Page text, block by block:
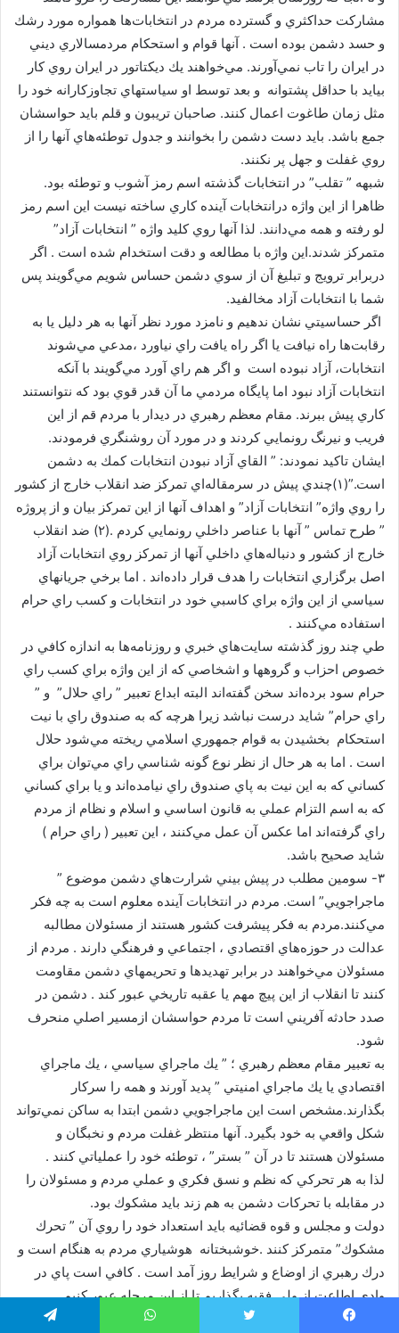
مشاركت حداكثري و گسترده مردم در انتخابات‌ها همواره مورد رشك
و حسد دشمن بوده است . آنها قوام و استحكام مردمسالاري ديني
در ايران را تاب نمي‌آورند. مي‌خواهند يك ديكتاتور در ايران روي كار
بيايد با حداقل پشتوانه و بعد توسط او سياستهاي تجاوزكارانه خود را
مثل زمان طاغوت اعمال كنند. صاحبان تريبون و قلم بايد حواسشان
جمع باشد. بايد دست دشمن را بخوانند و جدول توطئه‌هاي آنها را از
روي غفلت و جهل پر نكنند.
شبهه ” تقلب” در انتخابات گذشته اسم رمز آشوب و توطئه بود.
ظاهرا از اين واژه درانتخابات آينده كاري ساخته نيست اين اسم رمز
لو رفته و همه ‌مي‌دانند. لذا آنها روي كليد واژه ” انتخابات آزاد”
متمركز شدند.اين واژه با مطالعه و دقت استخدام شده است . اگر
دربرابر ترويج و تبليغ آن از سوي دشمن حساس شويم مي‌گويند پس
شما با انتخابات آزاد مخالفيد.
اگر حساسيتي نشان ندهيم و نامزد مورد نظر آنها به هر دليل يا به
رقابت‌ها راه نيافت يا اگر راه يافت راي نياورد ،مدعي مي‌شوند
انتخابات، آزاد نبوده است و اگر هم راي آورد مي‌گويند با آنكه
انتخابات آزاد نبود اما پايگاه مردمي ما آن قدر قوي بود كه نتوانستند
كاري پيش ببرند. مقام معظم رهبري در ديدار با مردم قم از اين
فريب و نيرنگ رونمايي كردند و در مورد آن روشنگري فرمودند.
ايشان تاكيد نمودند: ” القاي آزاد نبودن انتخابات كمك به دشمن
است.”(۱)چندي پيش در سرمقاله‌اي تمركز ضد انقلاب خارج از كشور
را روي واژه” انتخابات آزاد” و اهداف آنها از اين تمركز بيان و از پروژه
” طرح تماس ” آنها با عناصر داخلي رونمايي كردم .(۲) ضد انقلاب
خارج از كشور و دنباله‌هاي داخلي آنها از تمركز روي انتخابات آزاد
اصل برگزاري انتخابات را هدف قرار داده‌اند . اما برخي جريانهاي
سياسي از اين واژه براي كاسبي خود در انتخابات و كسب راي حرام
استفاده مي‌كنند .
طي چند روز گذشته سايت‌هاي خبري و روزنامه‌ها به اندازه‌ كافي در
خصوص احزاب و گروهها و اشخاصي كه از اين واژه براي كسب راي
حرام سود برده‌اند سخن گفته‌اند البته ابداع تعبير ” راي حلال” و ”
راي حرام” شايد درست نباشد زيرا هرچه كه به صندوق راي با نيت
استحكام بخشيدن به قوام جمهوري اسلامي ريخته مي‌شود حلال
است . اما به هر حال از نظر نوع گونه شناسي راي مي‌توان براي
كساني كه به اين نيت به پاي صندوق راي نيامده‌اند و يا براي كساني
كه به اسم التزام عملي به قانون اساسي و اسلام و نظام از مردم
راي گرفته‌اند اما عكس آن عمل مي‌كنند ، اين تعبير ( راي حرام )
شايد صحيح باشد.
۳- سومين مطلب در پيش بيني شرارت‌هاي دشمن موضوع ”
ماجراجويي” است. مردم در انتخابات آينده معلوم است به چه فكر
مي‌كنند.مردم به فكر پيشرفت كشور هستند از مسئولان مطالبه
عدالت در حوزه‌هاي اقتصادي ، اجتماعي و فرهنگي دارند . مردم از
مسئولان مي‌خواهند در برابر تهديد‌ها و تحريمهاي دشمن مقاومت
كنند تا انقلاب از اين پيچ مهم يا عقبه تاريخي عبور كند . دشمن در
صدد حادثه آفريني است تا مردم حواسشان ازمسير اصلي منحرف
شود.
به تعبير مقام معظم رهبري ؛ ” يك ماجراي سياسي ، يك ماجراي
اقتصادي يا يك ماجراي امنيتي ” پديد آورند و همه را سركار
بگذارند.مشخص است اين ماجراجويي دشمن ابتدا به ساكن نمي‌تواند
شكل واقعي به خود بگيرد. آنها منتظر غفلت مردم و نخبگان و
مسئولان هستند تا در آن ” بستر” ، توطئه خود را عملياتي كنند .
لذا به هر تحركي كه نظم و نسق فكري و عملي مردم و مسئولان را
در مقابله با تحركات دشمن به هم زند بايد مشكوك بود.
دولت و مجلس و قوه قضائيه بايد استعداد خود را روي آن ” تحرك
مشكوك” متمركز كنند .خوشبختانه هوشياري مردم به هنگام است و
درك رهبري از اوضاع و شرايط روز آمد است . كافي است پاي در
وادي اطاعت از ولي فقيه بگذاريم تا از اين مرحله عبور كنيم
.انتخابات آينده بدون شك يكي از نقاط عطف ظهور قدرت و